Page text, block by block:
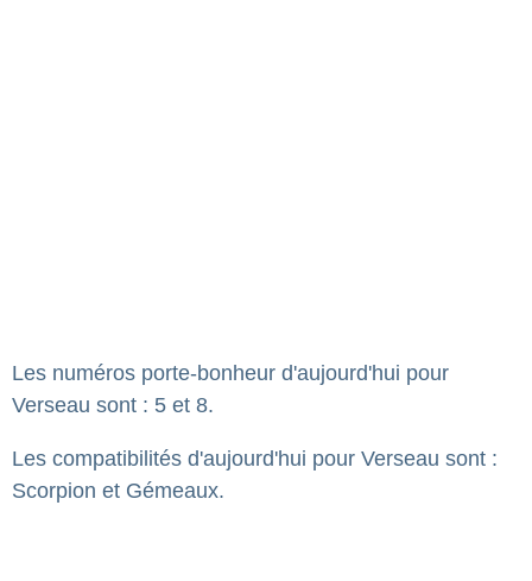
Les numéros porte-bonheur d'aujourd'hui pour
Verseau sont : 5 et 8.
Les compatibilités d'aujourd'hui pour Verseau sont :
Scorpion et Gémeaux.